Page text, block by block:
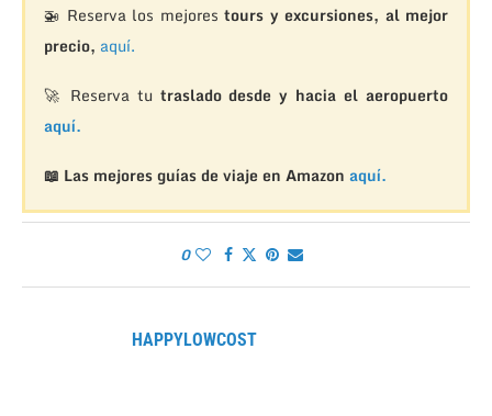
🚁 Reserva los mejorestours y excursiones, al mejor
precio, aquí.
🚀 Reserva tu traslado desde y hacia el aeropuerto
aquí.
📖 Las mejores guías de viaje en Amazon aquí.
0
HAPPYLOWCOST